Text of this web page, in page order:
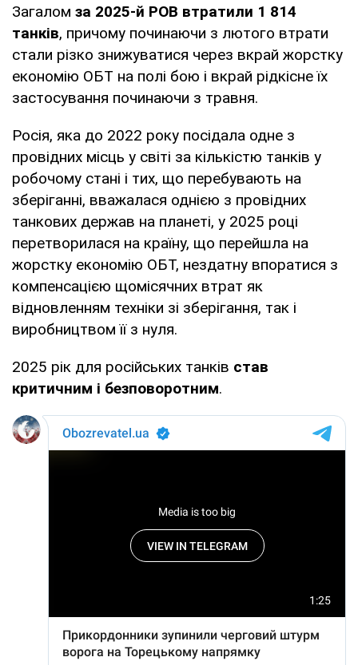
Загалом за 2025-й РОВ втратили 1 814
танків, причому починаючи з лютого втрати
стали різко знижуватися через вкрай жорстку
економію ОБТ на полі бою і вкрай рідкісне їх
застосування починаючи з травня.
Росія, яка до 2022 року посідала одне з
провідних місць у світі за кількістю танків у
робочому стані і тих, що перебувають на
зберіганні, вважалася однією з провідних
танкових держав на планеті, у 2025 році
перетворилася на країну, що перейшла на
жорстку економію ОБТ, нездатну впоратися з
компенсацією щомісячних втрат як
відновленням техніки зі зберігання, так і
виробництвом її з нуля.
2025 рік для російських танків став
критичним і безповоротним.